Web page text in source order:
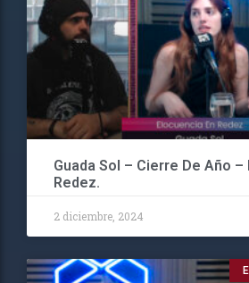
Guada Sol – Cierre De Año –
Redez.
2 diciembre, 2024